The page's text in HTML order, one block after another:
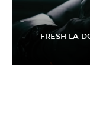
FRESH LA